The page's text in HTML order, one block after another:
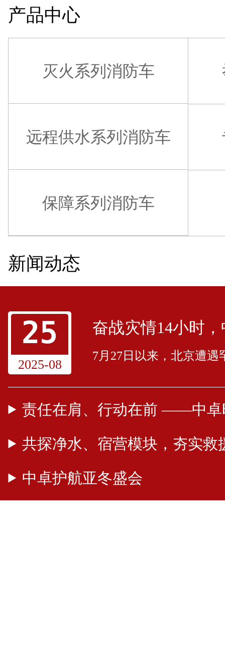
产品中心
灭火系列消防车
远程供水系列消防车
保障系列消防车
新闻动态
25
2025-08
7月27日以来，北京遭
共探净水、宿营模块，夯实救
中卓护航亚冬盛会